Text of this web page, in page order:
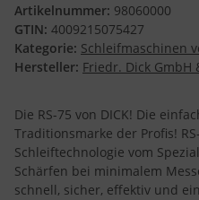
Artikelnummer: 98060000
GTIN: 4009215075427
Kategorie: Schleifmaschinen
Hersteller: Friedr. Dick GmbH
Die RS-75 von DICK! Die
Traditionsmarke der Profis!
Schleiftechnologie vom
Schärfen bei minimalem
schnell, sicher, effektiv und